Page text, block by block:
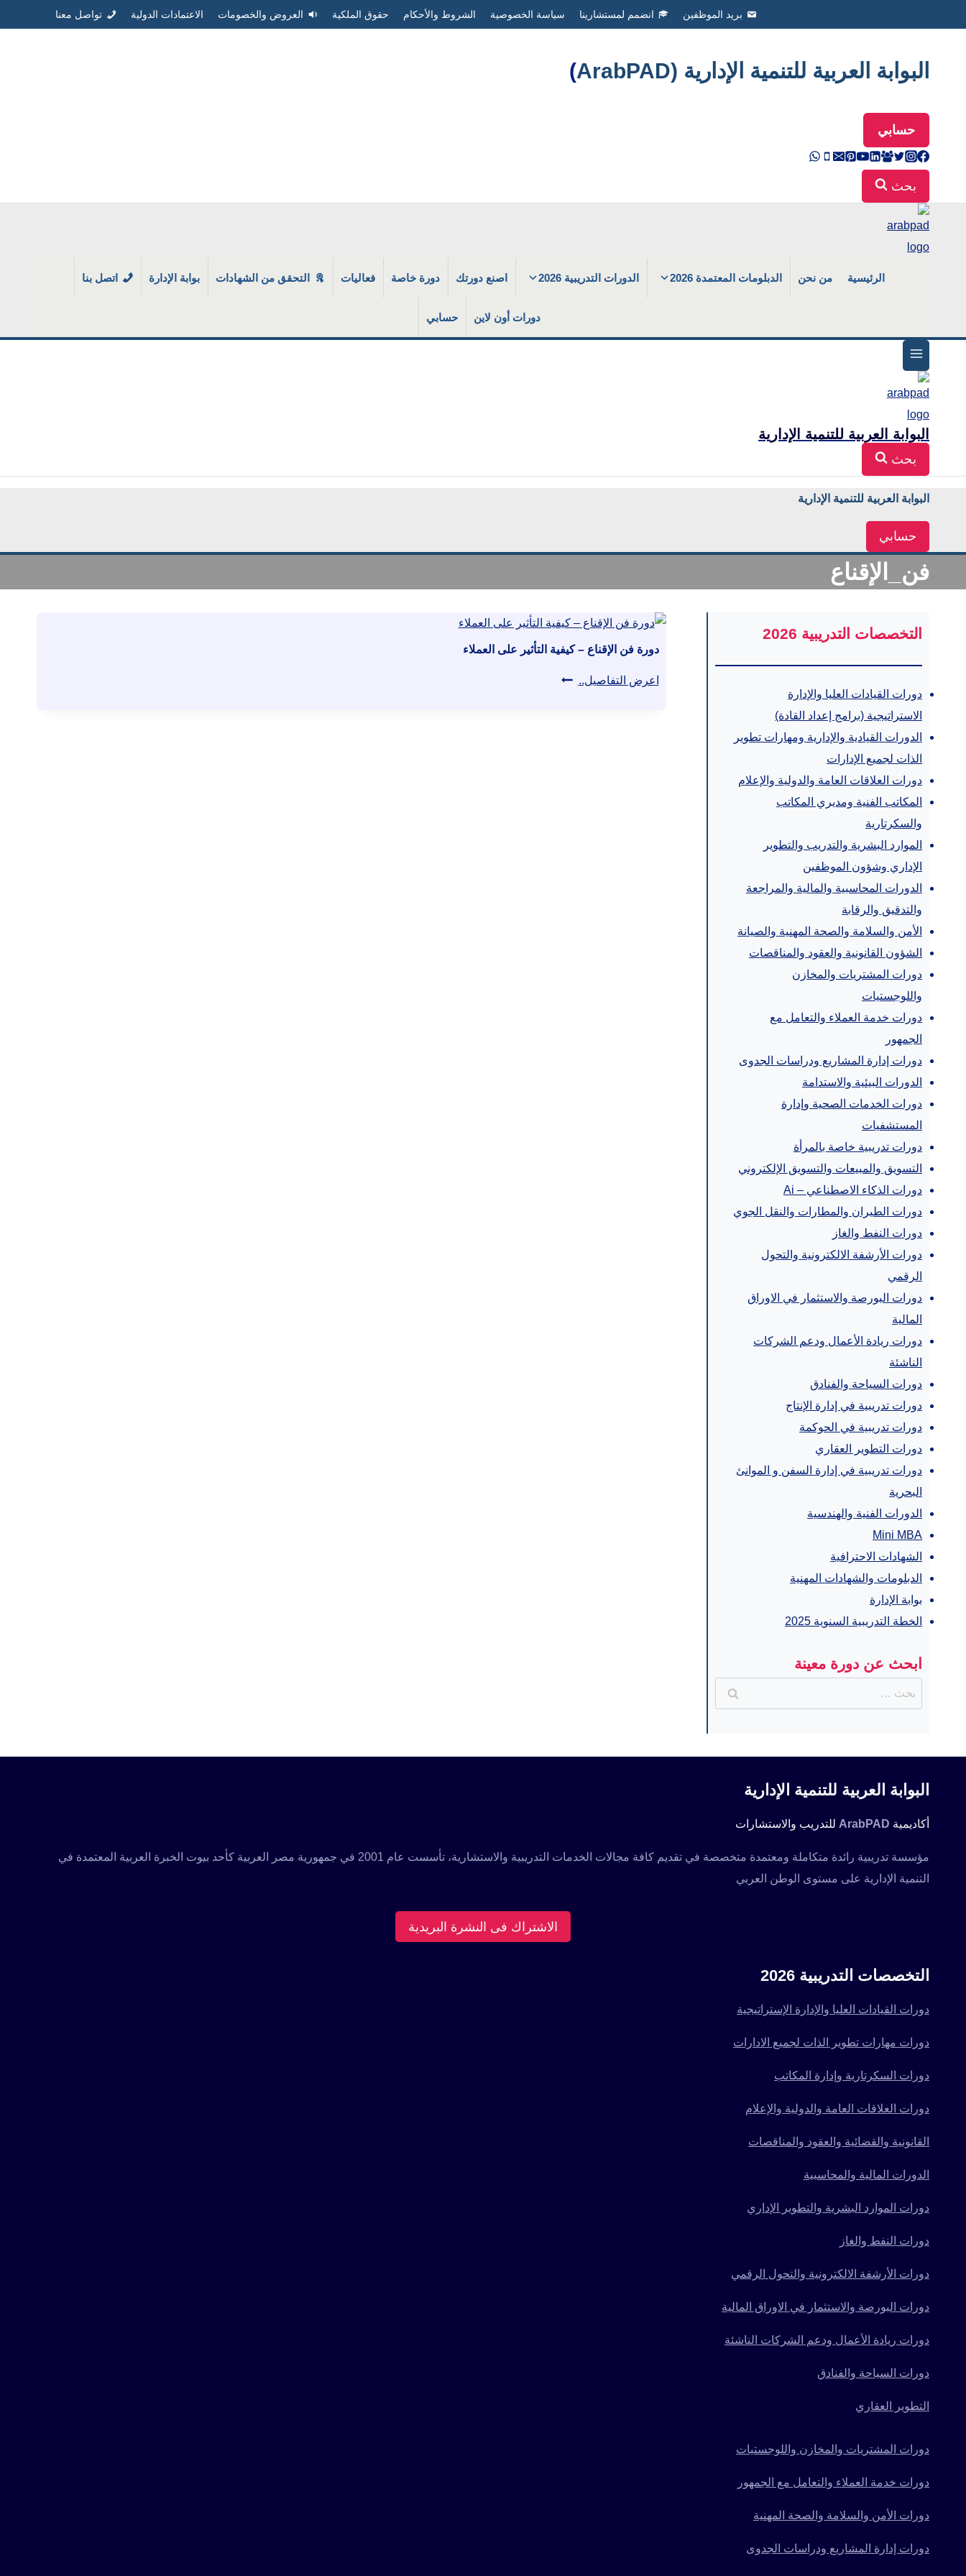
to
بريد الموظفين انضمم لمستشارينا سياسة الخصوصية الشروط والأحكام حقوق الملكية العروض والخصومات الاعتمادات الدولية تواصل معنا
البوابة العربية للتنمية الإدارية (ArabPAD )
حسابي
بحث
الرئيسية من نحن الدبلومات المعتمدة 2026 الدورات التدريبية 2026 اصنع دورتك دورة خاصة فعاليات التحقق من الشهادات بوابة الإدارة اتصل بنا
دورات أون لاين حسابي
البوابة العربية للتنمية الإدارية
بحث
البوابة العربية للتنمية الإدارية
حسابي
فن_الإقناع
دورة فن الإقناع – كيفية التأثير على العملاء
اعرض التفاصيل.. دورة
التخصصات التدريبية 2026
دورات القيادات العليا والإدارة
الاستراتيجية (برامج إعداد القادة)
الدورات القيادية والإدارية ومهارات تطوير
الذات لجميع الإدارات
دورات العلاقات العامة والدولية والإعلام
المكاتب الفنية ومديري المكاتب
والسكرتارية
الموارد البشرية والتدريب والتطوير
الإداري وشؤون الموظفين
الدورات المحاسبية والمالية والمراجعة
والتدقيق والرقابة
الأمن والسلامة والصحة المهنية والصيانة
الشؤون القانونية والعقود والمناقصات
دورات المشتريات والمخازن
واللوجستيات
دورات خدمة العملاء والتعامل مع
الجمهور
دورات إدارة المشاريع ودراسات الجدوى
الدورات البيئية والاستدامة
دورات الخدمات الصحية وإدارة
المستشفيات
دورات تدريبية خاصة بالمرأة
التسويق والمبيعات والتسويق الإلكتروني
دورات الذكاء الاصطناعي – Ai
دورات الطيران والمطارات والنقل الجوي
دورات النفط والغاز
دورات الأرشفة الالكترونية والتحول
الرقمي
دورات البورصة والاستثمار في الاوراق
المالية
دورات ريادة الأعمال ودعم الشركات
الناشئة
دورات السياحة والفنادق
دورات تدريبية في إدارة الإنتاج
دورات تدريبية في الحوكمة
دورات التطوير العقاري
دورات تدريبية في إدارة السفن و الموانئ
البحرية
الدورات الفنية والهندسية
Mini MBA
الشهادات الاحترافية
الدبلومات والشهادات المهنية
بوابة الإدارة
الخطة التدريبية السنوية 2025
ابحث عن دورة معينة
عن:
البوابة العربية للتنمية الإدارية
أكاديمية ArabPAD للتدريب والاستشارات
مؤسسة تدريبية رائدة متكاملة ومعتمدة متخصصة في تقديم كافة مجالات الخدمات التدريبية والاستشارية، تأسست عام 2001 في جمهورية مصر العربية كأحد بيوت الخبرة العربية المعتمدة في
التنمية الإدارية على مستوى الوطن العربي
الاشتراك فى النشرة البريدية
التخصصات التدريبية 2026
دورات القيادات العليا والإدارة الإستراتيجية
دورات مهارات تطوير الذات لجميع الادارات
دورات السكرتارية وإدارة المكاتب
دورات العلاقات العامة والدولية والإعلام
القانونية والقضائية والعقود والمناقصات
الدورات المالية والمحاسبية
دورات الموارد البشرية والتطوير الإداري
دورات النفط والغاز
دورات الأرشفة الالكترونية والتحول الرقمي
دورات البورصة والاستثمار في الاوراق المالية
دورات ريادة الأعمال ودعم الشركات الناشئة
دورات السياحة والفنادق
التطوير العقاري
دورات المشتريات والمخازن واللوجستيات
دورات خدمة العملاء والتعامل مع الجمهور
دورات الأمن والسلامة والصحة المهنية
دورات إدارة المشاريع ودراسات الجدوى